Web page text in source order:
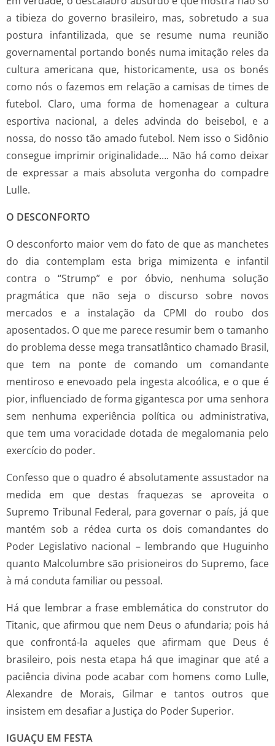
a tibieza do governo brasileiro, mas, sobretudo a sua
postura infantilizada, que se resume numa reunião
governamental portando bonés numa imitação reles da
cultura americana que, historicamente, usa os bonés
como nós o fazemos em relação a camisas de times de
futebol. Claro, uma forma de homenagear a cultura
esportiva nacional, a deles advinda do beisebol, e a
nossa, do nosso tão amado futebol. Nem isso o Sidônio
consegue imprimir originalidade…. Não há como deixar
de expressar a mais absoluta vergonha do compadre
Lulle.
O DESCONFORTO
O desconforto maior vem do fato de que as manchetes
do dia contemplam esta briga mimizenta e infantil
contra o “Strump” e por óbvio, nenhuma solução
pragmática que não seja o discurso sobre novos
mercados e a instalação da CPMI do roubo dos
aposentados. O que me parece resumir bem o tamanho
do problema desse mega transatlântico chamado Brasil,
que tem na ponte de comando um comandante
mentiroso e enevoado pela ingesta alcoólica, e o que é
pior, influenciado de forma gigantesca por uma senhora
sem nenhuma experiência política ou administrativa,
que tem uma voracidade dotada de megalomania pelo
exercício do poder.
Confesso que o quadro é absolutamente assustador na
medida em que destas fraquezas se aproveita o
Supremo Tribunal Federal, para governar o país, já que
mantém sob a rédea curta os dois comandantes do
Poder Legislativo nacional – lembrando que Huguinho
quanto Malcolumbre são prisioneiros do Supremo, face
à má conduta familiar ou pessoal.
Há que lembrar a frase emblemática do construtor do
Titanic, que afirmou que nem Deus o afundaria; pois há
que confrontá-la aqueles que afirmam que Deus é
brasileiro, pois nesta etapa há que imaginar que até a
paciência divina pode acabar com homens como Lulle,
Alexandre de Morais, Gilmar e tantos outros que
insistem em desafiar a Justiça do Poder Superior.
IGUAÇU EM FESTA